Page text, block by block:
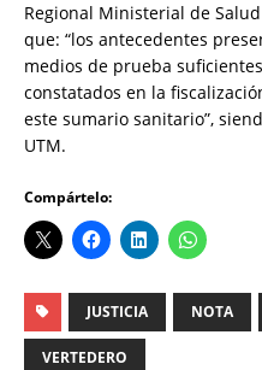
Regional Ministerial de
que: “los antecedentes
medios de prueba
constatados en la
este sumario sanitario”,
UTM.
Compártelo:
JUSTICIA NOTA
VERTEDERO